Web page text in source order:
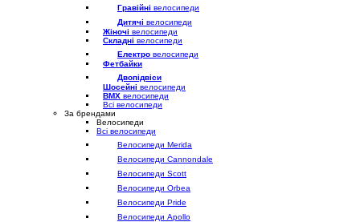
Гравійні велосипеди
Дитячі велосипеди
Жіночі велосипеди
Складні велосипеди
Електро велосипеди
Фетбайки
Двопідвіси
Шосейні велосипеди
BMX велосипеди
Всі велосипеди
За брендами
Велосипеди
Всі велосипеди
Велосипеди Merida
Велосипеди Cannondale
Велосипеди Scott
Велосипеди Orbea
Велосипеди Pride
Велосипеди Apollo